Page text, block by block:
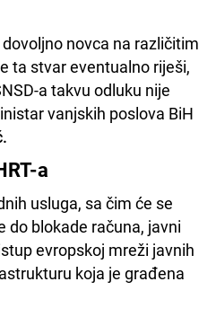
novca na različitim
ta stvar eventualno riješi,
a takvu odluku nije
vanjskih poslova BiH
a
usluga, sa čim će se
do blokade računa, javni
evropskoj mreži javnih
koja je građena